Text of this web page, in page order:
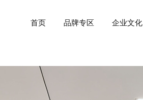
首页 品牌专区 企业文化